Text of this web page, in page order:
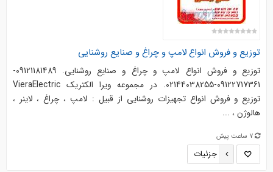
توزیع و فروش انواع لامپ و چراغ و صنایع روشنایی
توزیع و فروش انواع لامپ و چراغ و صنایع روشنایی. 09121181489-
09122717361-02144038255. در مجموعه ویرا الکتریک VieraElectric
توزیع و فروش انواع تجهیزات روشنایی از قبیل : لامپ ، چراغ ، لاینر ،
هالوژن ، ...
7 ساعت پیش
جزئیات